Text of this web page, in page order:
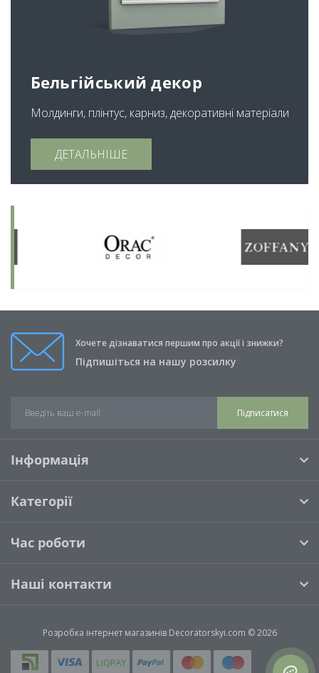
Бельгійський декор
Молдинги, плінтус, карниз, декоративні матеріали
ДЕТАЛЬНІШЕ
Хочете дізнаватися першим про акції і знижки?
Підпишіться на нашу розсилку
Підписатися
Інформація
Категорії
Час роботи
Наші контакти
Розробка інтернет магазинівDecoratorskyi.com © 2026